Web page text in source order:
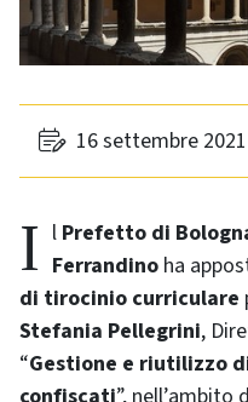
16 settembre 2021
Il Prefetto di
Ferrandino ha
di tirocinio curriculare
Stefania Pellegrini,
“Gestione e riutilizzo